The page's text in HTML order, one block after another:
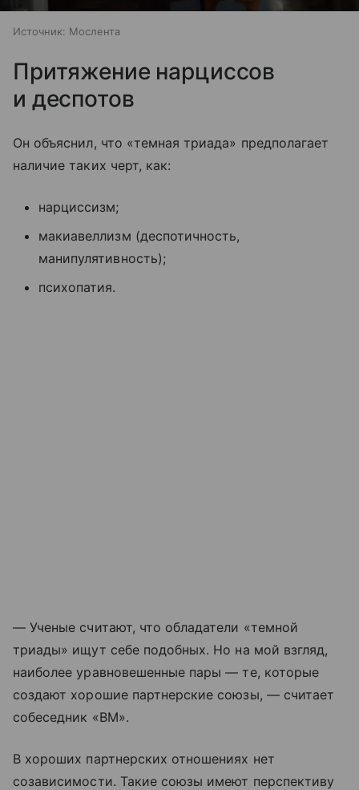
Источник: Мослента
Притяжение нарциссов
и деспотов
Он объяснил, что «темная триада» предполагает
наличие таких черт, как:
нарциссизм;
макиавеллизм (деспотичность,
манипулятивность);
психопатия.
— Ученые считают, что обладатели «темной
триады» ищут себе подобных. Но на мой взгляд,
наиболее уравновешенные пары — те, которые
создают хорошие партнерские союзы, — считает
собеседник «ВМ».
В хороших партнерских отношениях нет
созависимости. Такие союзы имеют перспективу